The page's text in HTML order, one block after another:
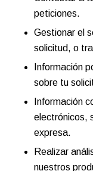
peticiones.
Gestionar el
solicitud, o
Información
sobre tu
Información
electrónicos,
expresa.
Realizar
nuestros